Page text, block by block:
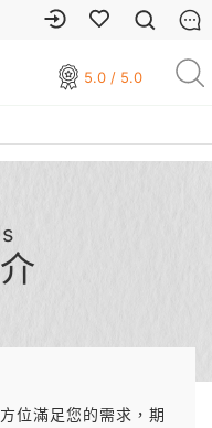
5.0 / 5.0
位滿足您的需求，期